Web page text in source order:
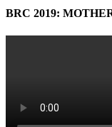
BRC 2019: